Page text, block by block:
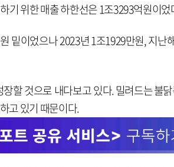
기 위한 매출 하한선은 1조3293억원이었
밑이었으나 2023년 1조1929만원, 지난
할 것으로 내다보고 있다. 밀려드는 불
고 있기 때문이다.